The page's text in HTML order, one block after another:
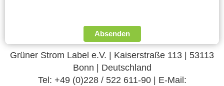
Absenden
Grüner Strom Label e.V. | Kaiserstraße 113 | 53113
Bonn | Deutschland
Tel: +49 (0)228 / 522 611-90 | E-Mail: